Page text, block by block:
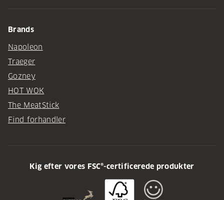
Brands
Napoleon
Traeger
Gozney
HOT WOK
The MeatStick
Find forhandler
Kig efter vores FSC®-certificerede produkter